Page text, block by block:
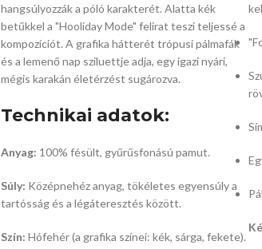
hangsúlyozzák a póló karakterét. Alatta kék
betűkkel a "Hooliday Mode" felirat teszi teljessé a
kompozíciót. A grafika hátterét trópusi pálmafák
és a lemenő nap sziluettje adja, egy igazi nyári,
mégis karakán életérzést sugározva.
Technikai adatok:
Anyag: 100% fésült, gyűrűsfonású pamut.
Súly: Középnehéz anyag, tökéletes egyensúly a
tartósság és a légáteresztés között.
Szín: Hófehér (a grafika színei: kék, sárga, fekete).